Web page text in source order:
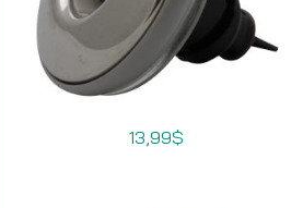
13,99$